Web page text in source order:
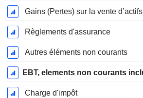
Gains (Pertes) sur la vente d’actifs
Règlements d'assurance
Autres éléments non courants
EBT, elements non courants
Charge d'impôt